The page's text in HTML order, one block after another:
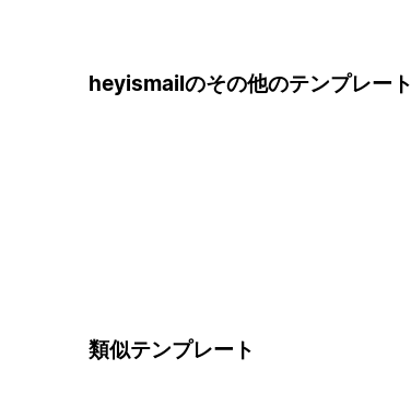
heyismailのその他のテンプレート
類似テンプレート